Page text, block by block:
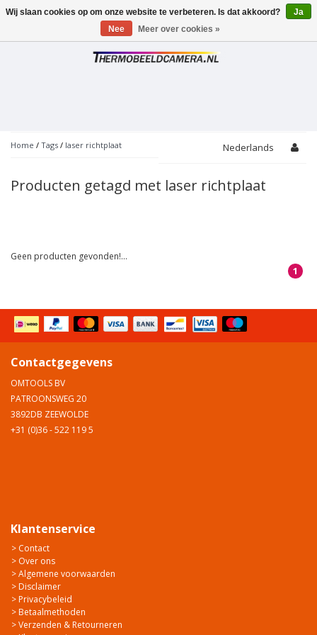
Toggle
Home / Tags / laser richtplaat Nederlands
Producten getagd met laser richtplaat
Geen producten gevonden!...
1
Contactgegevens
OMTOOLS BV
PATROONSWEG 20
3892DB ZEEWOLDE
+31 (0)36 - 522 119 5
Klantenservice
> Contact
> Over ons
> Algemene voorwaarden
> Disclaimer
> Privacybeleid
> Betaalmethoden
> Verzenden & Retourneren
Wij slaan cookies op om onze website te verbeteren. Is dat akkoord?
Ja
Nee
Meer over cookies »